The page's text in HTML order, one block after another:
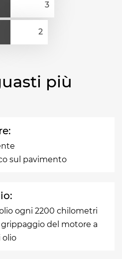
più
sul pavimento
ogni 2200 chilometri
del motore a
olio